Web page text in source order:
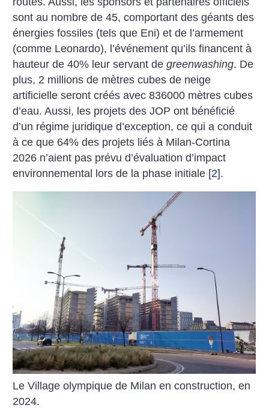
sont au nombre de 45, comportant des géants des
énergies fossiles (tels que Eni) et de l’armement
(comme Leonardo), l’événement qu’ils financent à
hauteur de 40% leur servant degreenwashing. De
plus, 2 millions de mètres cubes de neige
artificielle seront créés avec 836000 mètres cubes
d’eau. ­Aussi, les projets des JOP ont bénéficié
d’un régime juridique d’exception, ce qui a conduit
à ce que 64% des projets liés à Milan-Cortina
2026 n’aient pas prévu d’évaluation d’impact
environnemental lors de la phase initiale [2].
Le Village olympique de Milan en construction, en
2024.